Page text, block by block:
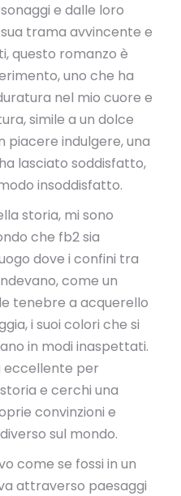
e dalle loro
trama avvincente e
questo romanzo è
uno che ha
nel mio cuore e
simile a un dolce
piacere indulgere, una
lasciato soddisfatto,
insoddisfatto.
storia, mi sono
che fb2 sia
dove i confini tra
come un
tenebre a acquerello
i suoi colori che si
in modi inaspettati.
eccellente per
e cerchi una
convinzioni e
sul mondo.
come se fossi in un
attraverso paesaggi